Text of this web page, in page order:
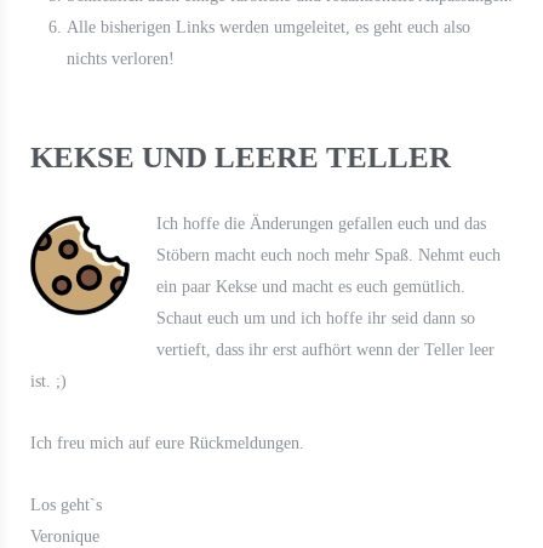
Alle bisherigen Links werden umgeleitet, es geht euch also
nichts verloren!
KEKSE UND LEERE TELLER
Ich hoffe die Änderungen gefallen euch und das
Stöbern macht euch noch mehr Spaß. Nehmt euch
ein paar Kekse und macht es euch gemütlich.
Schaut euch um und ich hoffe ihr seid dann so
vertieft, dass ihr erst aufhört wenn der Teller leer
ist. ;)
Ich freu mich auf eure Rückmeldungen.
Los geht`s
Veronique